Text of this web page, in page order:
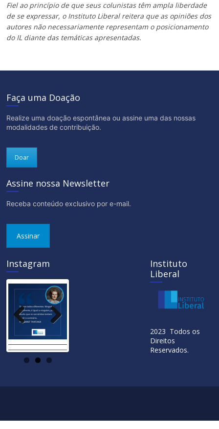
Fiel ao princípio de que seus colunistas têm ampla liberdade
de se expressar, o Instituto Liberal reitera que as opiniões dos
autores não necessariamente representam o posicionamento
do IL diante das temáticas apresentadas.
Faça uma Doação
Realize uma doação espontânea ou assine uma das nossas
modalidades de contribuição.
Doar
Assine nossa Newsletter
Receba conteúdo exclusivo por e-mail.
Assinar
Instagram
ous
Instituto
Liberal
2023 Todos os
Direitos
Reservados.